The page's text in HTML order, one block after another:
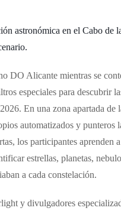
astronómica en el Cabo de
DO Alicante mientras se
especiales para descubrir
En una zona apartada
automatizados y punteros
los participantes aprenden
estrellas, planetas,
a cada constelación.
y divulgadores